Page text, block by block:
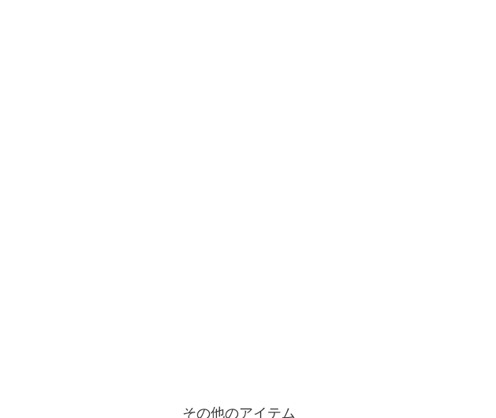
その他のアイテム